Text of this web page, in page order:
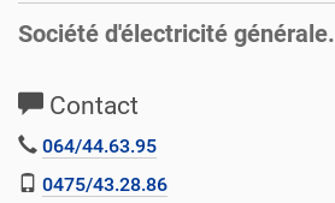
Société d'électricité générale.
Contact
064/44.63.95
0475/43.28.86